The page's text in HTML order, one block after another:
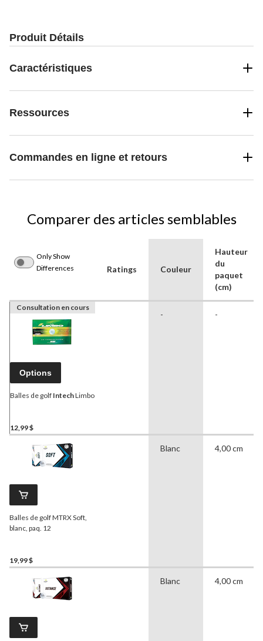
Produit Détails
Caractéristiques
Ressources
Commandes en ligne et retours
Comparer des articles semblables
Only Show
Differences
Ratings Couleur
Hauteur
du
paquet
(cm)
Consultation en cours
Options
Balles de golf IntechLimbo
12,99 $
- -
Balles de golf MTRX Soft,
blanc, paq. 12
19,99 $
Blanc 4,00 cm
Blanc 4,00 cm